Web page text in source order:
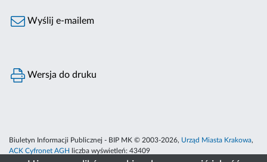
Wyślij e-mailem
Wersja do druku
Biuletyn Informacji Publicznej - BIP MK © 2003-2026, Urząd Miasta Krakowa,
ACK Cyfronet AGH
liczba wyświetleń: 43409